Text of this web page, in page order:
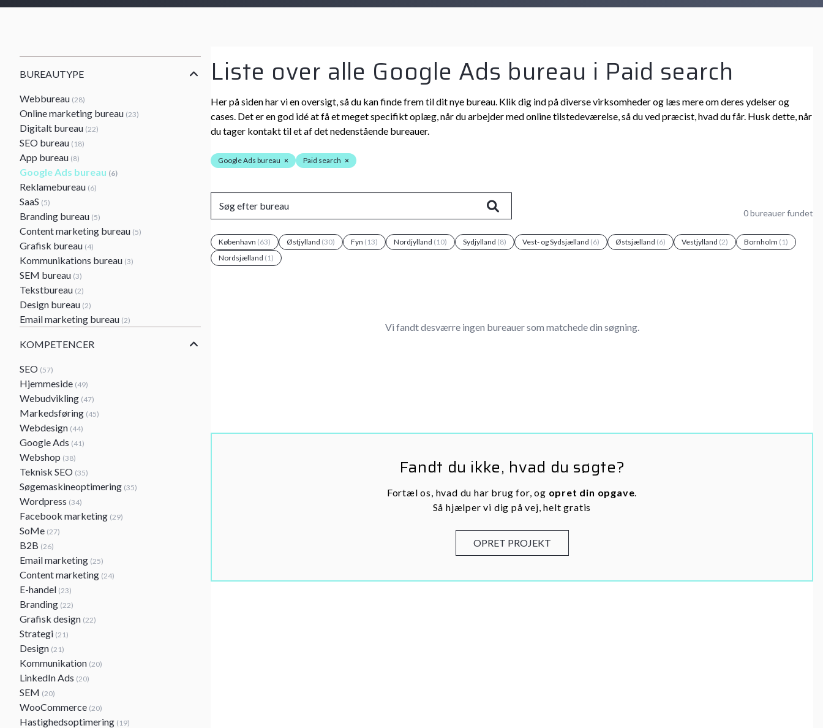
BUREAUTYPE
Webbureau (28)
Online marketing bureau (23)
Digitalt bureau (22)
SEO bureau (18)
App bureau (8)
Google Ads bureau (6)
Reklamebureau (6)
SaaS (5)
Branding bureau (5)
Content marketing bureau (5)
Grafisk bureau (4)
Kommunikations bureau (3)
SEM bureau (3)
Tekstbureau (2)
Design bureau (2)
Email marketing bureau (2)
KOMPETENCER
SEO (57)
Hjemmeside (49)
Webudvikling (47)
Markedsføring (45)
Webdesign (44)
Google Ads (41)
Webshop (38)
Teknisk SEO (35)
Søgemaskineoptimering (35)
Wordpress (34)
Facebook marketing (29)
SoMe (27)
B2B (26)
Email marketing (25)
Content marketing (24)
E-handel (23)
Branding (22)
Grafisk design (22)
Strategi (21)
Design (21)
Kommunikation (20)
LinkedIn Ads (20)
SEM (20)
WooCommerce (20)
Hastighedsoptimering (19)
Liste over alle Google Ads bureau i Paid search
Her på siden har vi en oversigt, så du kan finde frem til dit nye bureau. Klik dig ind på diverse virksomheder og læs mere om deres ydelser og
cases. Det er en god idé at få et meget specifikt oplæg, når du arbejder med online tilstedeværelse, så du ved præcist, hvad du får. Husk dette, når
du tager kontakt til et af det nedenstående bureauer.
Google Ads bureau × Paid search ×
0 bureauer fundet
København (63) Østjylland (30) Fyn (13) Nordjylland (10) Sydjylland (8) Vest- og Sydsjælland (6) Østsjælland (6) Vestjylland (2) Bornholm (1)
Nordsjælland (1)
Vi fandt desværre ingen bureauer som matchede din søgning.
Fandt du ikke, hvad du søgte?
Fortæl os, hvad du har brug for, og opret din opgave.
Så hjælper vi dig på vej, helt gratis
OPRET PROJEKT